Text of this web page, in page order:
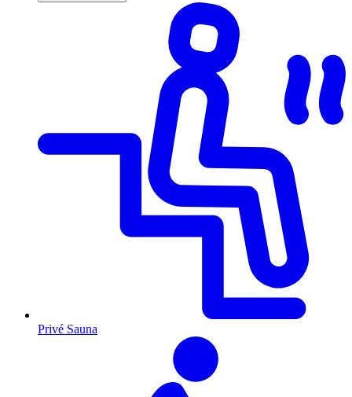
Privé Sauna